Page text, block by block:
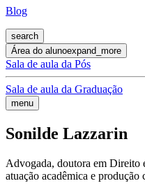
Blog
search
Área do alunoexpand_more
Sala de aula da Pós
Sala de aula da Graduação
menu
Sonilde Lazzarin
Advogada, doutora em Direito
atuação acadêmica e